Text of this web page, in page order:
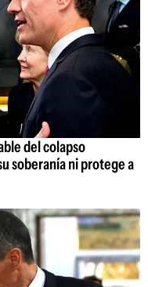
del colapso
soberanía ni protege a